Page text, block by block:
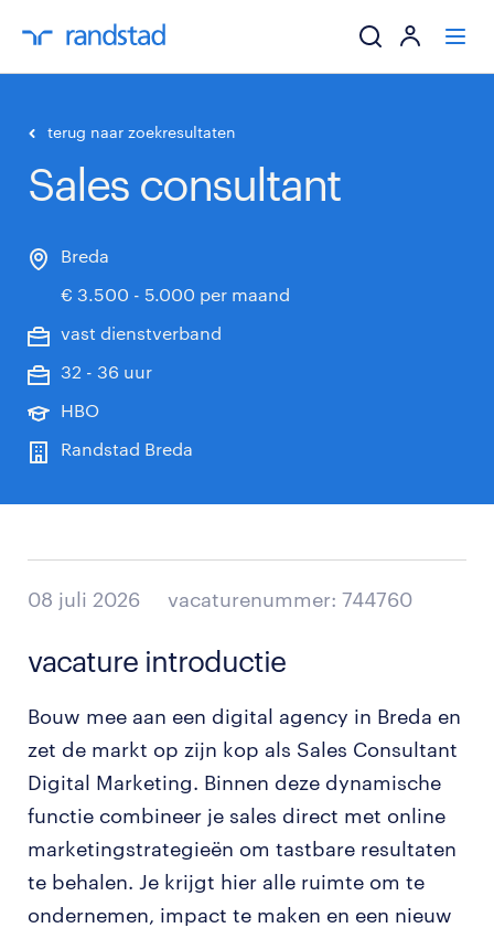
werkgevers
terug naar zoekresultaten
Sales consultant
Breda
€ 3.500 - 5.000 per maand
vast dienstverband
32 - 36 uur
HBO
Randstad Breda
08 juli 2026 vacaturenummer: 744760
vacature introductie
Bouw mee aan een digital agency in Breda en
zet de markt op zijn kop als Sales Consultant
Digital Marketing. Binnen deze dynamische
functie combineer je sales direct met online
marketingstrategieën om tastbare resultaten
te behalen. Je krijgt hier alle ruimte om te
ondernemen, impact te maken en een nieuw